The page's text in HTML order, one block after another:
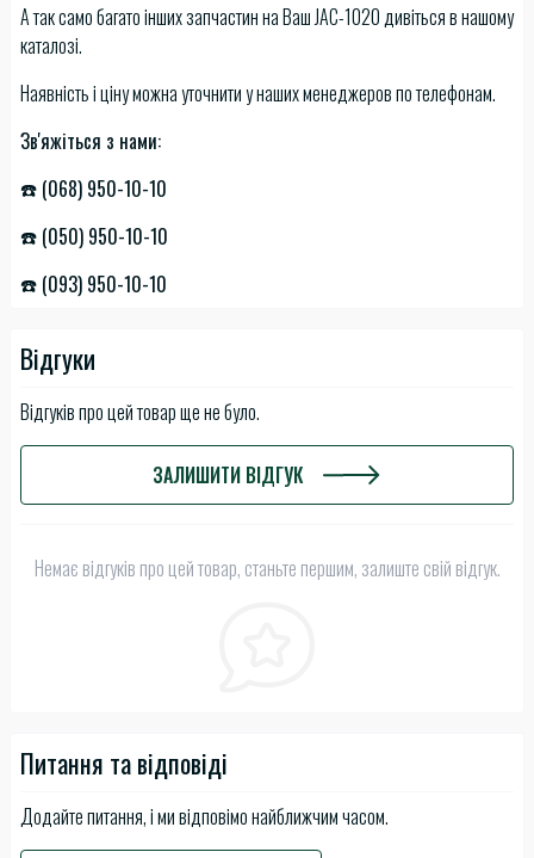
А так само багато інших запчастин на Ваш JAC-1020 дивіться в нашому
каталозі.
Наявність і ціну можна уточнити у наших менеджеров по телефонам.
Зв'яжіться з нами:
☎️ (068) 950-10-10
☎️ (050) 950-10-10
☎️ (093) 950-10-10
Відгуки
Відгуків про цей товар ще не було.
ЗАЛИШИТИ ВІДГУК
Немає відгуків про цей товар, станьте першим, залиште свій відгук.
Питання та відповіді
Додайте питання, і ми відповімо найближчим часом.